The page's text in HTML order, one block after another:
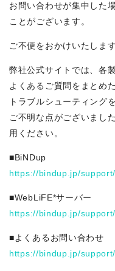
お問い合わせが集中した
ことがございます。
ご不便をおかけいたしま
弊社公式サイトでは、各
よくあるご質問をまとめた
トラブルシューティング
ご不明な点がございまし
用ください。
■BiNDup
https://bindup.jp/support/
■WebLiFE*サーバー
https://bindup.jp/
■よくあるお問い合わせ
https://bindup.jp/